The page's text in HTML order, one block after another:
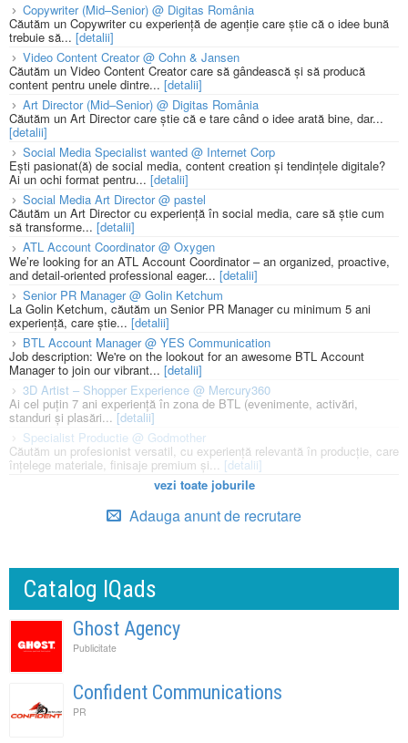
Copywriter (Mid–Senior) @ Digitas România
Căutăm un Copywriter cu experiență de agenție care știe că o idee bună
trebuie să... [detalii]
Video Content Creator @ Cohn & Jansen
Căutăm un Video Content Creator care să gândească și să producă
content pentru unele dintre... [detalii]
Art Director (Mid–Senior) @ Digitas România
Căutăm un Art Director care știe că e tare când o idee arată bine, dar...
[detalii]
Social Media Specialist wanted @ Internet Corp
Ești pasionat(ă) de social media, content creation și tendințele digitale?
Ai un ochi format pentru... [detalii]
Social Media Art Director @ pastel
Căutăm un Art Director cu experiență în social media, care să știe cum
să transforme... [detalii]
ATL Account Coordinator @ Oxygen
We’re looking for an ATL Account Coordinator – an organized, proactive,
and detail-oriented professional eager... [detalii]
Senior PR Manager @ Golin Ketchum
La Golin Ketchum, căutăm un Senior PR Manager cu minimum 5 ani
experiență, care știe... [detalii]
BTL Account Manager @ YES Communication
Job description: We're on the lookout for an awesome BTL Account
Manager to join our vibrant... [detalii]
3D Artist – Shopper Experience @ Mercury360
Ai cel puțin 7 ani experiență în zona de BTL (evenimente, activări,
standuri și plasări...[detalii]
Specialist Productie @ Godmother
Căutăm un profesionist versatil, cu experiență relevantă în producție, care
înțelege materiale, finisaje premium și... [detalii]
vezi toate joburile
Adauga anunt de recrutare
Catalog IQads
Ghost Agency
Publicitate
Confident Communications
PR